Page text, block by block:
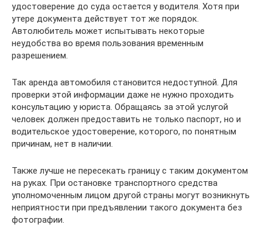
удостоверение до суда остается у водителя. Хотя при
утере документа действует тот же порядок.
Автолюбитель может испытывать некоторые
неудобства во время пользования временным
разрешением.
Так аренда автомобиля становится недоступной. Для
проверки этой информации даже не нужно проходить
консультацию у юриста. Обращаясь за этой услугой
человек должен предоставить не только паспорт, но и
водительское удостоверение, которого, по понятным
причинам, нет в наличии.
Также лучше не пересекать границу с таким документом
на руках. При остановке транспортного средства
уполномоченным лицом другой страны могут возникнуть
неприятности при предъявлении такого документа без
фотографии.